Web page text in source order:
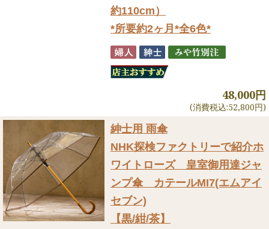
約110cm）
*所要約2ヶ月*全6色*
48,000円
(消費税込:52,800円)
紳士用 雨傘
NHK探検ファクトリーで紹介ホ
ワイトローズ 皇室御用達ジャ
ンプ傘 カテールMI7(エムアイ
セブン)
【黒/紺/茶】